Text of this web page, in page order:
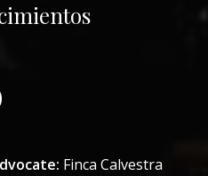
Finca Calvestra